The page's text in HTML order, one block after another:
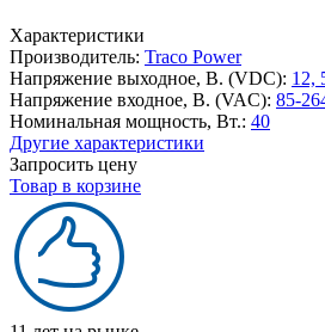
Характеристики
Производитель: Traco Power
Напряжение выходное, В. (VDC): 12,
Напряжение входное, В. (VAC): 85-
Номинальная мощность, Вт.: 40
Другие характеристики
Запросить цену
Товар в корзине